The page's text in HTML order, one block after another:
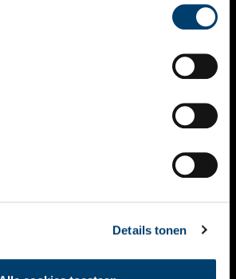
Details tonen